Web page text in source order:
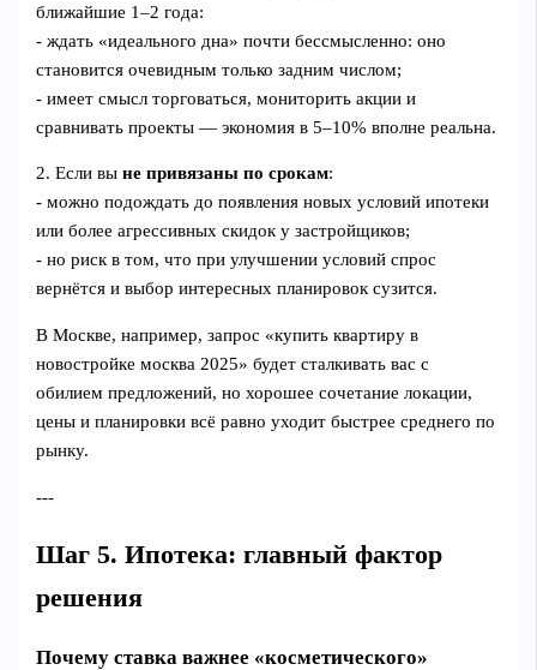
ближайшие 1–2 года:
- ждать «идеального дна» почти бессмысленно: оно
становится очевидным только задним числом;
- имеет смысл торговаться, мониторить акции и
сравнивать проекты — экономия в 5–10% вполне реальна.
2. Если выне привязаны по срокам:
- можно подождать до появления новых условий ипотеки
или более агрессивных скидок у застройщиков;
- но риск в том, что при улучшении условий спрос
вернётся и выбор интересных планировок сузится.
В Москве, например, запрос «купить квартиру в
новостройке москва 2025» будет сталкивать вас с
обилием предложений, но хорошее сочетание локации,
цены и планировки всё равно уходит быстрее среднего по
рынку.
---
Шаг 5. Ипотека: главный фактор
решения
Почему ставка важнее «косметического»